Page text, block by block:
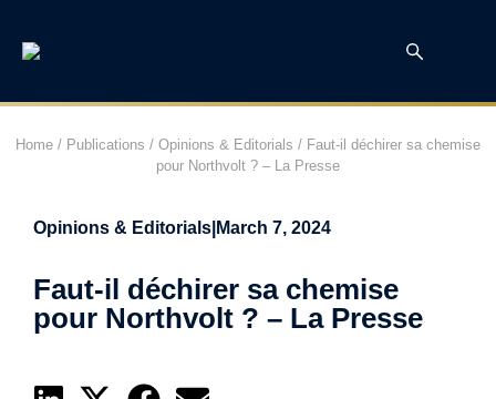
Home / Publications / Opinions & Editorials / Faut-il déchirer sa chemise
pour Northvolt ? – La Presse
Opinions & Editorials March 7, 2024
Faut-il déchirer sa chemise
pour Northvolt ? – La Presse